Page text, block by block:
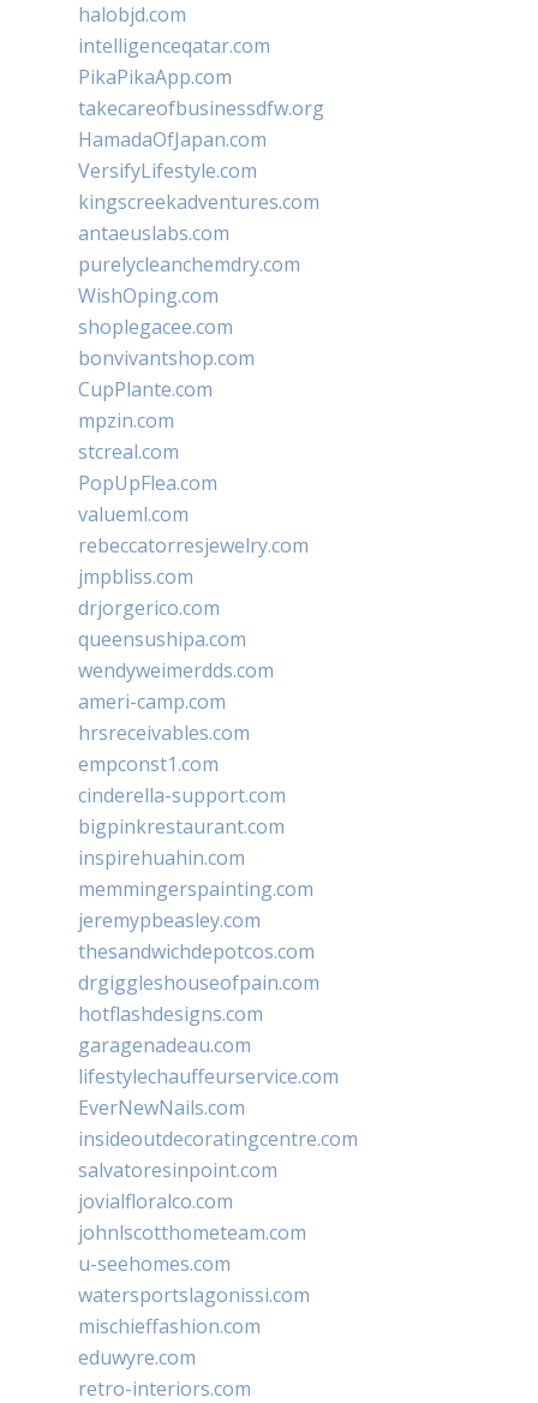
halobjd.com
intelligenceqatar.com
PikaPikaApp.com
takecareofbusinessdfw.org
HamadaOfJapan.com
VersifyLifestyle.com
kingscreekadventures.com
antaeuslabs.com
purelycleanchemdry.com
WishOping.com
shoplegacee.com
bonvivantshop.com
CupPlante.com
mpzin.com
stcreal.com
PopUpFlea.com
valueml.com
rebeccatorresjewelry.com
jmpbliss.com
drjorgerico.com
queensushipa.com
wendyweimerdds.com
ameri-camp.com
hrsreceivables.com
empconst1.com
cinderella-support.com
bigpinkrestaurant.com
inspirehuahin.com
memmingerspainting.com
jeremypbeasley.com
thesandwichdepotcos.com
drgiggleshouseofpain.com
hotflashdesigns.com
garagenadeau.com
lifestylechauffeurservice.com
EverNewNails.com
insideoutdecoratingcentre.com
salvatoresinpoint.com
jovialfloralco.com
johnlscotthometeam.com
u-seehomes.com
watersportslagonissi.com
mischieffashion.com
eduwyre.com
retro-interiors.com